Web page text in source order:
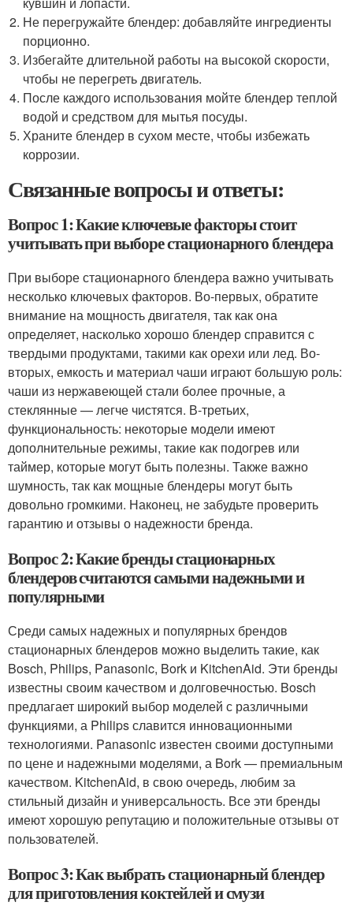
Не перегружайте блендер: добавляйте ингредиенты
порционно.
Избегайте длительной работы на высокой скорости,
чтобы не перегреть двигатель.
После каждого использования мойте блендер теплой
водой и средством для мытья посуды.
Храните блендер в сухом месте, чтобы избежать
коррозии.
Связанные вопросы и ответы:
Вопрос 1: Какие ключевые факторы стоит
учитывать при выборе стационарного блендера
При выборе стационарного блендера важно учитывать
несколько ключевых факторов. Во-первых, обратите
внимание на мощность двигателя, так как она
определяет, насколько хорошо блендер справится с
твердыми продуктами, такими как орехи или лед. Во-
вторых, емкость и материал чаши играют большую роль:
чаши из нержавеющей стали более прочные, а
стеклянные — легче чистятся. В-третьих,
функциональность: некоторые модели имеют
дополнительные режимы, такие как подогрев или
таймер, которые могут быть полезны. Также важно
шумность, так как мощные блендеры могут быть
довольно громкими. Наконец, не забудьте проверить
гарантию и отзывы о надежности бренда.
Вопрос 2: Какие бренды стационарных
блендеров считаются самыми надежными и
популярными
Среди самых надежных и популярных брендов
стационарных блендеров можно выделить такие, как
Bosch, Philips, Panasonic, Bork и KitchenAid. Эти бренды
известны своим качеством и долговечностью. Bosch
предлагает широкий выбор моделей с различными
функциями, а Philips славится инновационными
технологиями. Panasonic известен своими доступными
по цене и надежными моделями, а Bork — премиальным
качеством. KitchenAid, в свою очередь, любим за
стильный дизайн и универсальность. Все эти бренды
имеют хорошую репутацию и положительные отзывы от
пользователей.
Вопрос 3: Как выбрать стационарный блендер
для приготовления коктейлей и смузи